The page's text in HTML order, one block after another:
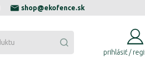
shop@ekofence.sk
prihlásiť /